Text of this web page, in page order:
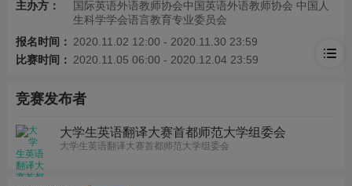
主办方：
国际英语外语教师协会中国英语外语教师协会 中国人
生科学学会语言教育专业委员会
报名时间： 2020.11.02 12:00 - 2020.11.30 23:59
比赛时间： 2020.11.05 06:00 - 2020.12.04 23:59
竞赛发布者
大学生英语翻译大赛首都师范大学组委会
大学生英语翻译大赛首都师范大学组委会